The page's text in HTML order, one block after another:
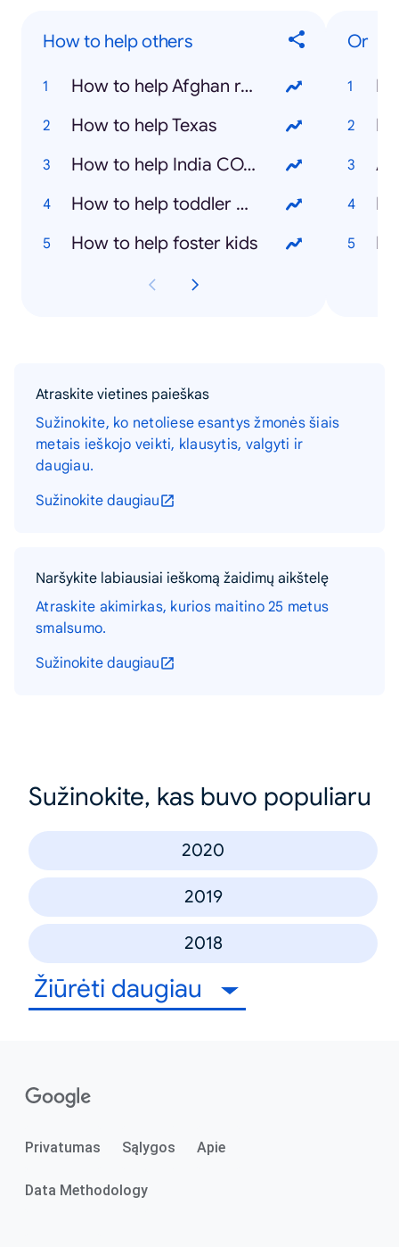
How to help others
How to help Afghan refugees
How to help Texas
How to help India COVID
How to help toddler with cough
How to help foster kids
Or
Atraskite vietines paieškas
Sužinokite, ko netoliese esantys žmonės šiais
metais ieškojo veikti, klausytis, valgyti ir
daugiau.
Sužinokite daugiau
Naršykite labiausiai ieškomą žaidimų aikštelę
Atraskite akimirkas, kurios maitino 25 metus
smalsumo.
Sužinokite daugiau
Sužinokite, kas buvo populiaru
2020
2019
2018
Žiūrėti daugiau
Privatumas Sąlygos Apie
Data Methodology